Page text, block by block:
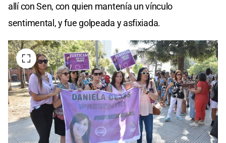
allí con Sen, con quien mantenía un vínculo
sentimental, y fue golpeada y asfixiada.